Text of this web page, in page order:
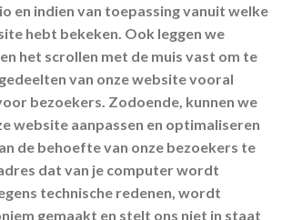
en indien van toepassing vanuit welke
hebt bekeken. Ook leggen we
het scrollen met de muis vast om te
van onze website vooral
bezoekers. Zodoende, kunnen we
website aanpassen en optimaliseren
de behoefte van onze bezoekers te
dat van je computer wordt
technische redenen, wordt
gemaakt en stelt ons niet in staat